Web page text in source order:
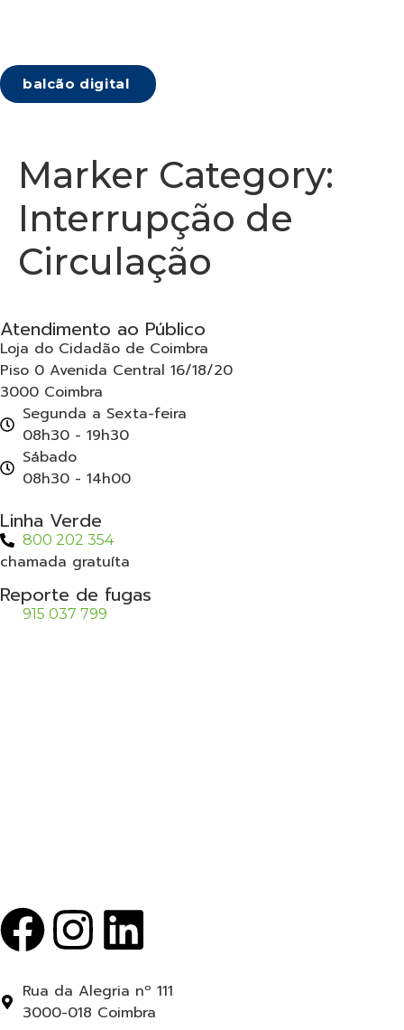
balcão digital
Marker Category:
Interrupção de
Circulação
Atendimento ao Público
Loja do Cidadão de Coimbra
Piso 0 Avenida Central 16/18/20
3000 Coimbra
Segunda a Sexta-feira
08h30 - 19h30
Sábado
08h30 - 14h00
Linha Verde
800 202 354
chamada gratuíta
Reporte de fugas
915 037 799
Rua da Alegria nº 111
3000-018 Coimbra